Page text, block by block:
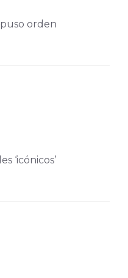
orden
‘icónicos’